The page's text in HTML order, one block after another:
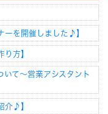
ーを開催しました♪】
り方】
いて～営業アシスタント
介♪】